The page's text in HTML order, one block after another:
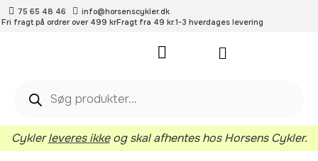
75 65 48 46
info@horsenscykler.dk
Fri fragt på ordrer over 499 krFragt fra 49 kr.1-3 hverdages levering
Cyklerleveres ikkeog skal afhentes hos Horsens Cykler.